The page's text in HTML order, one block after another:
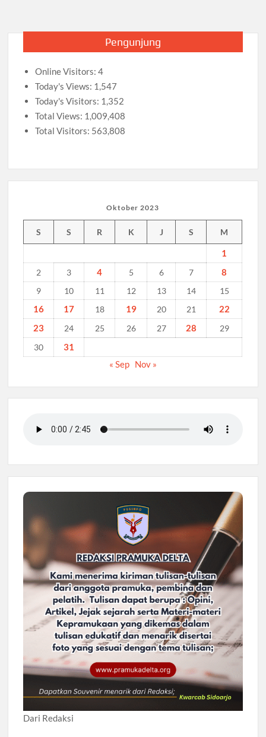
Pengunjung
Online Visitors:4
Today's Views: 1,547
Today's Visitors: 1,352
Total Views: 1,009,408
Total Visitors: 563,808
Oktober 2023
S S R K J S M
1
2 3 4 5 6 7 8
9 10 11 12 13 14 15
16 17 18 19 20 21
22
23
24 25 26 27 28
29
30
31
« Sep Nov »
Dari Redaksi